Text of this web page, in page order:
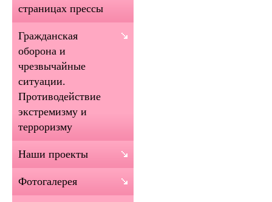
страницах прессы
Гражданская
оборона и
чрезвычайные
ситуации.
Противодействие
экстремизму и
терроризму
Наши проекты
Фотогалерея